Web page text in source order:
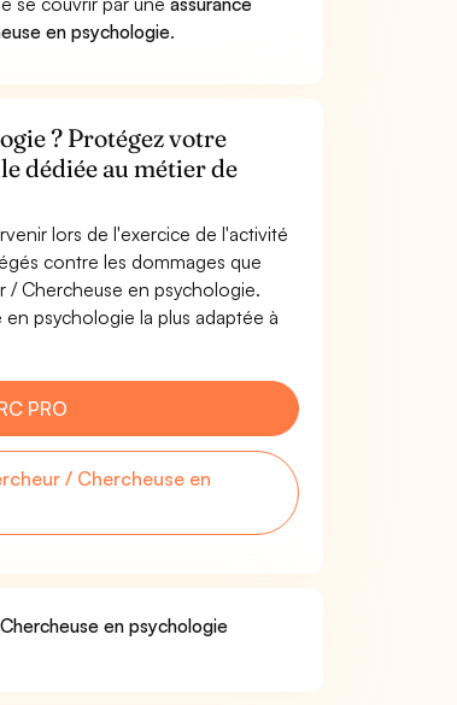
en psychologie.
? Protégez votre
dédiée au métier de
lors de l'exercice de l'activité
contre les dommages que
/ Chercheuse en psychologie.
psychologie la plus adaptée à
PRO
/ Chercheuse en
en psychologie